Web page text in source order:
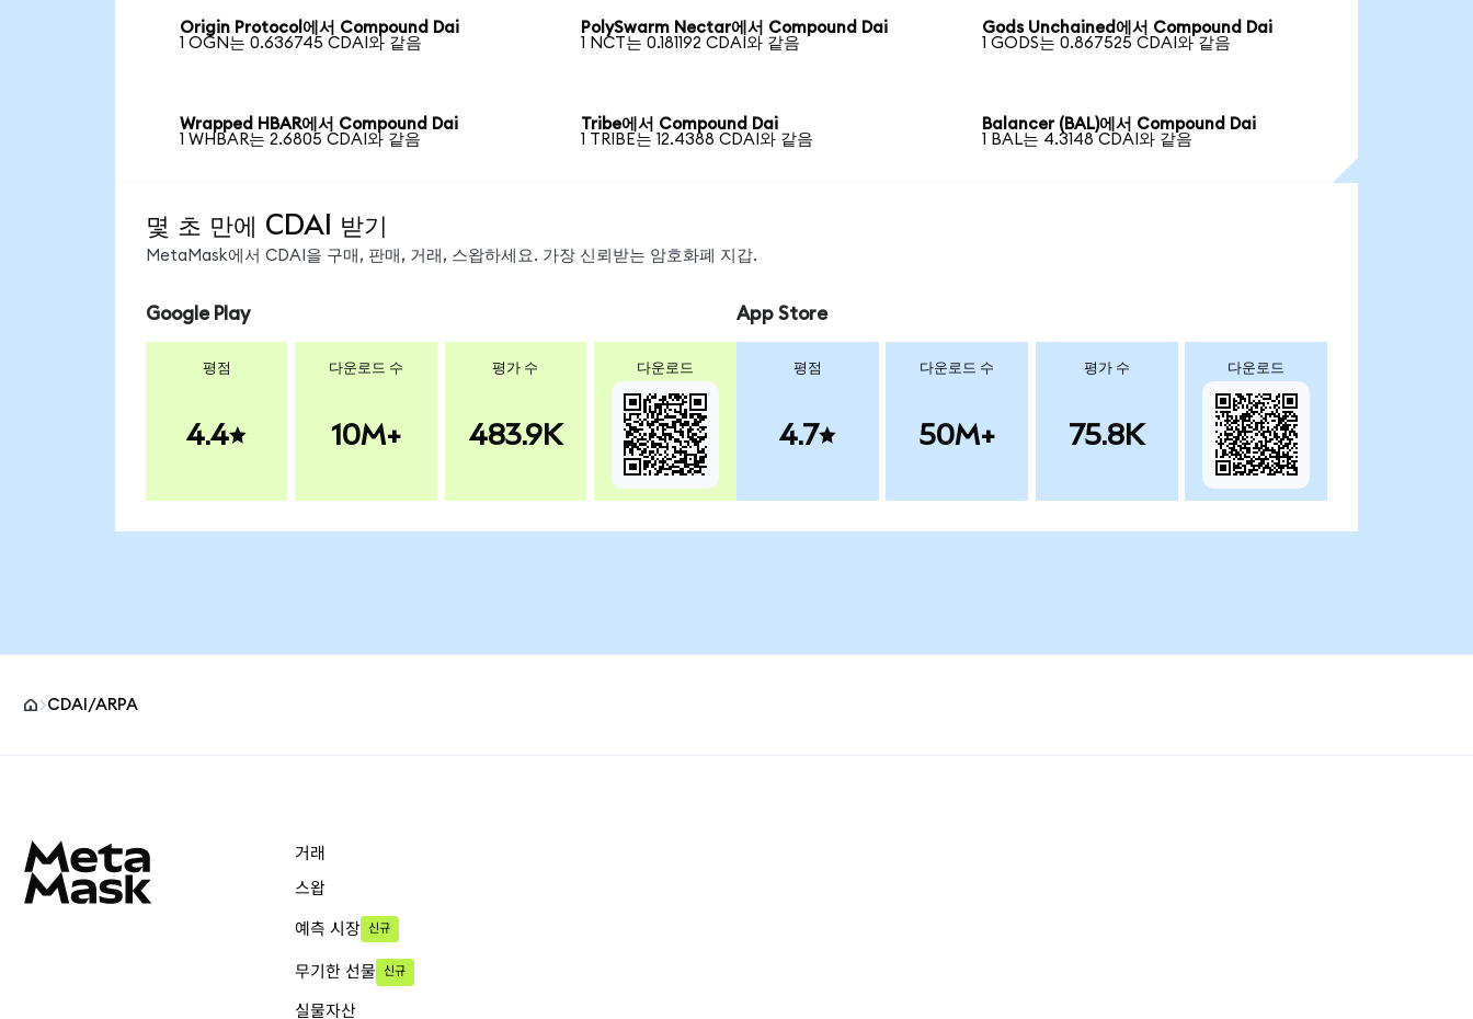
Origin Protocol에서 Compound Dai
1 OGN는 0.636745 CDAI와 같음
PolySwarm Nectar에서 Compound Dai
1 NCT는 0.181192 CDAI와 같음
Gods Unchained에서 Compound Dai
1 GODS는 0.867525 CDAI와 같음
Wrapped HBAR에서 Compound Dai
1 WHBAR는 2.6805 CDAI와 같음
Tribe에서 Compound Dai
1 TRIBE는 12.4388 CDAI와 같음
Balancer (BAL)에서 Compound Dai
1 BAL는 4.3148 CDAI와 같음
몇 초 만에 CDAI 받기
MetaMask에서 CDAI을 구매, 판매, 거래, 스왑하세요. 가장 신뢰받는 암호화폐 지갑.
Google Play
평점
4.4
다운로드 수
10M+
평가 수
483.9K
다운로드
App Store
평점
4.7
다운로드 수
50M+
평가 수
75.8K
다운로드
CDAI/ARPA
거래
스왑
예측 시장 신규
무기한 선물 신규
실물자산